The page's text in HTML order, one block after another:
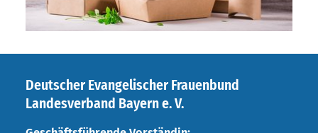
Deutscher Evangelischer Frauenbund
Landesverband Bayern e. V.